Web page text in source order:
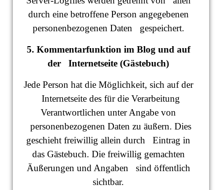
durch eine betroffene Person angegebenen
personenbezogenen Daten gespeichert.
5. Kommentarfunktion im Blog und auf
der Internetseite (Gästebuch)
Jede Person hat die Möglichkeit, sich auf der
Internetseite des für die Verarbeitung
Verantwortlichen unter Angabe von
personenbezogenen Daten zu äußern. Dies
geschieht freiwillig allein durch Eintrag in
das Gästebuch. Die freiwillig gemachten
Äußerungen und Angaben sind öffentlich
sichtbar.